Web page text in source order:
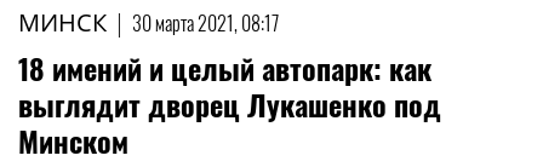
МИНСК | 30 марта 2021, 08:17
18 имений и целый автопарк: как
выглядит дворец Лукашенко под
Минском